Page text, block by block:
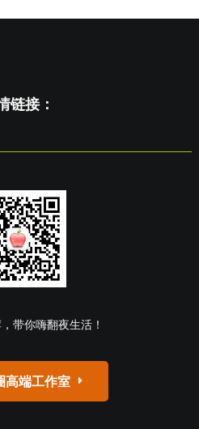
链接：
带你嗨翻夜生活！
高端工作室